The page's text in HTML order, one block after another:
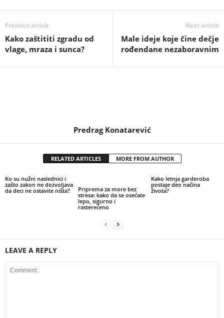
Previous article
Kako zaštititi zgradu od
vlage, mraza i sunca?
Next article
Male ideje koje čine dečje
rođendane nezaboravnim
Predrag Konatarević
RELATED ARTICLES MORE FROM AUTHOR
Ko su nužni naslednici i
zašto zakon ne dozvoljava
da deci ne ostavite ništa?
Priprema za more bez
stresa: kako da se osećate
lepo, sigurno i
rasterećeno
Kako letnja garderoba
postaje deo načina
života?
LEAVE A REPLY